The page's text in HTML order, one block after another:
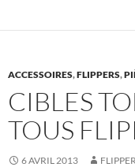
ACCESSOIRES,FLIPPERS,
CIBLES
TOUS
6 AVRIL 2013